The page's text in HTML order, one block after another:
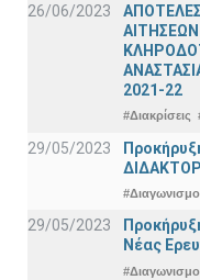
26/06/2023
2021-22
#Διακρίσεις
29/05/2023
29/05/2023
Νέας